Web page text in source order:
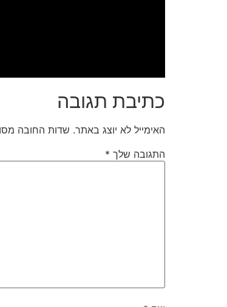
כתיבת תגובה
האימייל לא יוצג באתר. שדות החובה
התגובה שלך *